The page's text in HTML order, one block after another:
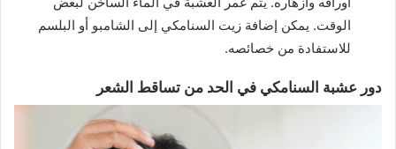
الوقت. يمكن إضافة زيت السنامكي إلى الشامبو أو البلسم
للاستفادة من خصائصه.
دور عشبة السنامكي في الحد من تساقط الشعر